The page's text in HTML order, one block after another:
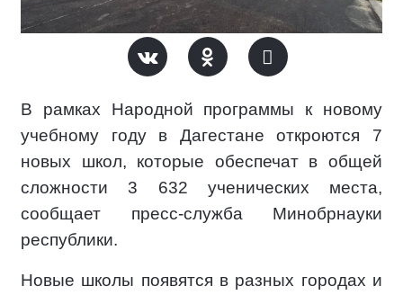
В рамках Народной программы к новому
учебному году в Дагестане откроются 7
новых школ, которые обеспечат в общей
сложности 3 632 ученических места,
сообщает пресс-служба Минобрнауки
республики.
Новые школы появятся в разных городах и